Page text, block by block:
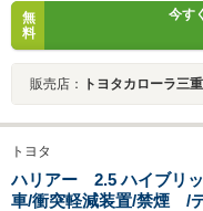
無
料
今す
販売店： トヨタカローラ三
トヨタ
ハリアー 2.5 ハイブリ
車/衝突軽減装置/禁煙 /